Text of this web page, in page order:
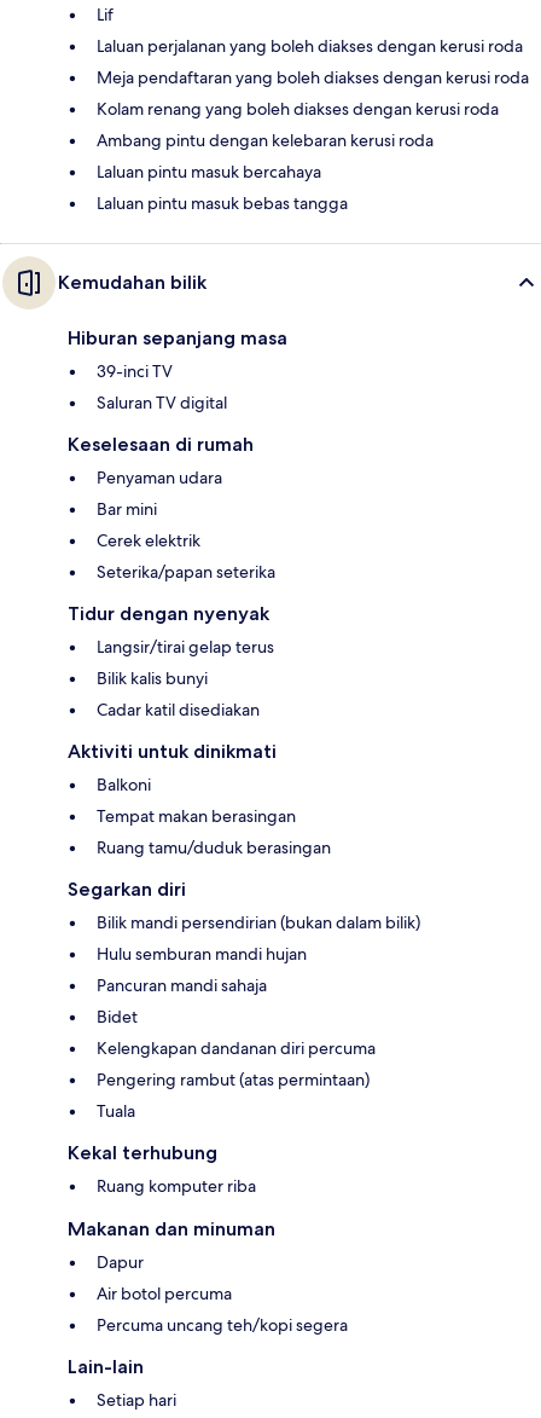
Lif
Laluan perjalanan yang boleh diakses dengan kerusi roda
Meja pendaftaran yang boleh diakses dengan kerusi roda
Kolam renang yang boleh diakses dengan kerusi roda
Ambang pintu dengan kelebaran kerusi roda
Laluan pintu masuk bercahaya
Laluan pintu masuk bebas tangga
Kemudahan bilik
Hiburan sepanjang masa
39-inci TV
Saluran TV digital
Keselesaan di rumah
Penyaman udara
Bar mini
Cerek elektrik
Seterika/papan seterika
Tidur dengan nyenyak
Langsir/tirai gelap terus
Bilik kalis bunyi
Cadar katil disediakan
Aktiviti untuk dinikmati
Balkoni
Tempat makan berasingan
Ruang tamu/duduk berasingan
Segarkan diri
Bilik mandi persendirian (bukan dalam bilik)
Hulu semburan mandi hujan
Pancuran mandi sahaja
Bidet
Kelengkapan dandanan diri percuma
Pengering rambut (atas permintaan)
Tuala
Kekal terhubung
Ruang komputer riba
Makanan dan minuman
Dapur
Air botol percuma
Percuma uncang teh/kopi segera
Lain-lain
Setiap hari